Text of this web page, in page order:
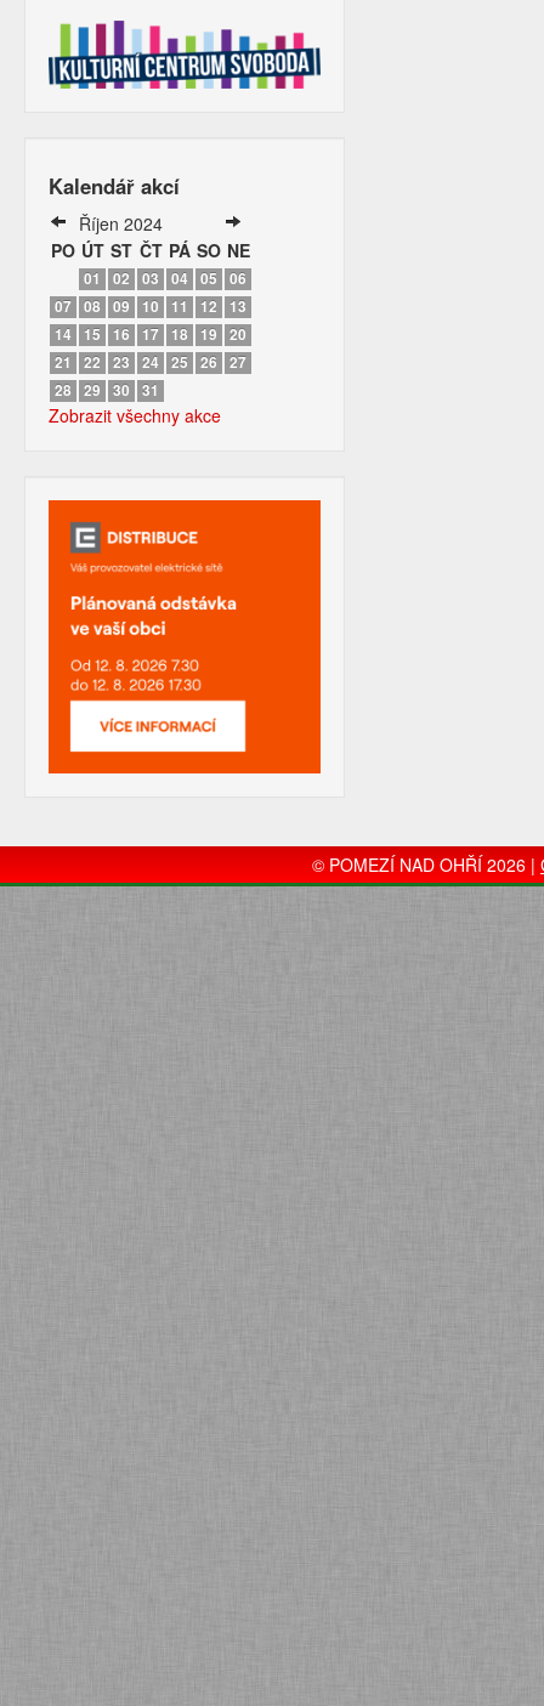
Kalendář akcí
Říjen 2024
PO ÚT ST ČT PÁ SO NE
01 02 03 04 05
06
07 08 09 10 11 12
13
14
15 16 17 18 19
20
21
22 23 24 25 26
27
28
29 30 31
Zobrazit všechny akce
© POMEZÍ NAD OHŘÍ 2026 |